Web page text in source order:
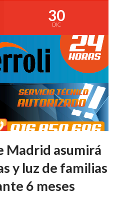
30
DIC
Madrid asumirá
y luz de familias
6 meses